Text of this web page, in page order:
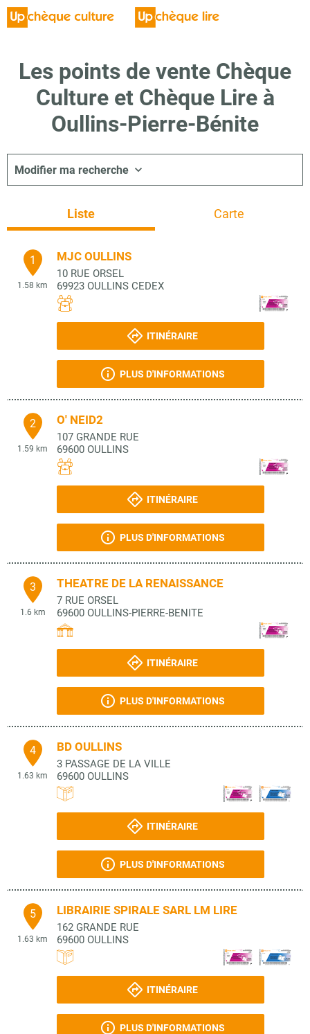
Les points de vente Chèque
Culture et Chèque Lire à
Oullins-Pierre-Bénite
Modifier ma recherche
Liste Carte
1
1.58 km
MJC OULLINS
10 RUE ORSEL
69923 OULLINS CEDEX
ITINÉRAIRE
PLUS D'INFORMATIONS
2
1.59 km
O' NEID2
107 GRANDE RUE
69600 OULLINS
ITINÉRAIRE
PLUS D'INFORMATIONS
3
1.6 km
THEATRE DE LA RENAISSANCE
7 RUE ORSEL
69600 OULLINS-PIERRE-BENITE
ITINÉRAIRE
PLUS D'INFORMATIONS
4
1.63 km
BD OULLINS
3 PASSAGE DE LA VILLE
69600 OULLINS
ITINÉRAIRE
PLUS D'INFORMATIONS
5
1.63 km
LIBRAIRIE SPIRALE SARL LM LIRE
162 GRANDE RUE
69600 OULLINS
ITINÉRAIRE
PLUS D'INFORMATIONS